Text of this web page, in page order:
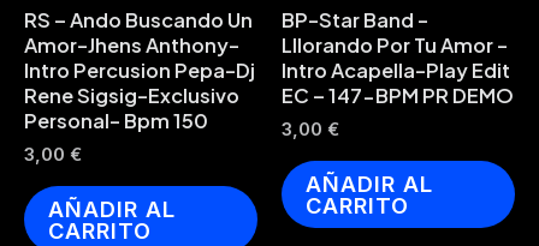
RS – Ando Buscando Un
Amor-Jhens Anthony-
Intro Percusion Pepa-Dj
Rene Sigsig-Exclusivo
Personal- Bpm 150
3,00 €
AÑADIR AL
CARRITO
BP-Star Band -
Lllorando Por Tu Amor -
Intro Acapella-Play Edit
EC – 147-BPM PR DEMO
3,00 €
AÑADIR AL
CARRITO